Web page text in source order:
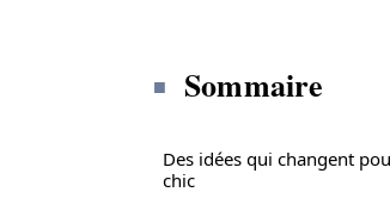
Sommaire
Des idées qui changent
chic